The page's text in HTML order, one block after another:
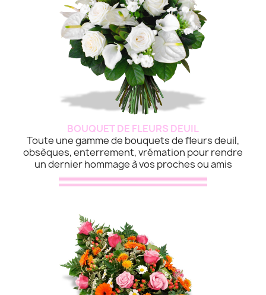
BOUQUET DE FLEURS DEUIL
Toute une gamme de bouquets de fleurs deuil,
obsèques, enterrement, vrémation pour rendre
un dernier hommage à vos proches ou amis